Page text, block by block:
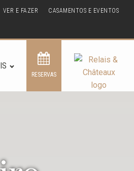
VER E FAZER CASAMENTOS E EVENTOS
RESERVAS